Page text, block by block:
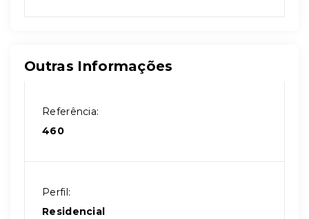
Outras Informações
Referência:
460
Perfil:
Residencial